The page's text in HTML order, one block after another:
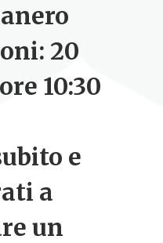
20
10:30
e
a
un